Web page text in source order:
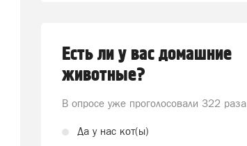
Есть ли у вас домашние
животные?
В опросе уже проголосовали 322 раза
Да у нас кот(ы)